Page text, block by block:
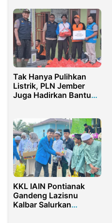
Tak Hanya Pulihkan
Listrik, PLN Jember
Juga Hadirkan Bantuan
KKL IAIN Pontianak
Gandeng Lazisnu
Kalbar Salurkan